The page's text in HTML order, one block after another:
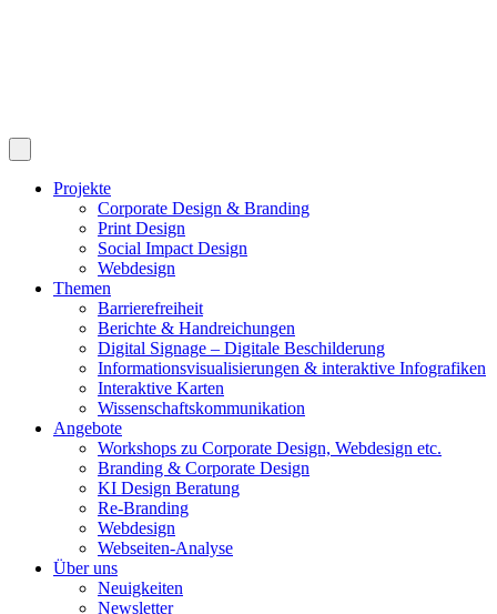
Projekte
Corporate Design & Branding
Print Design
Social Impact Design
Webdesign
Themen
Barrierefreiheit
Berichte & Handreichungen
Digital Signage – Digitale Beschilderung
Informationsvisualisierungen & interaktive Infografiken
Interaktive Karten
Wissenschaftskommunikation
Angebote
Workshops zu Corporate Design, Webdesign etc.
Branding & Corporate Design
KI Design Beratung
Re-Branding
Webdesign
Webseiten-Analyse
Über uns
Neuigkeiten
Newsletter